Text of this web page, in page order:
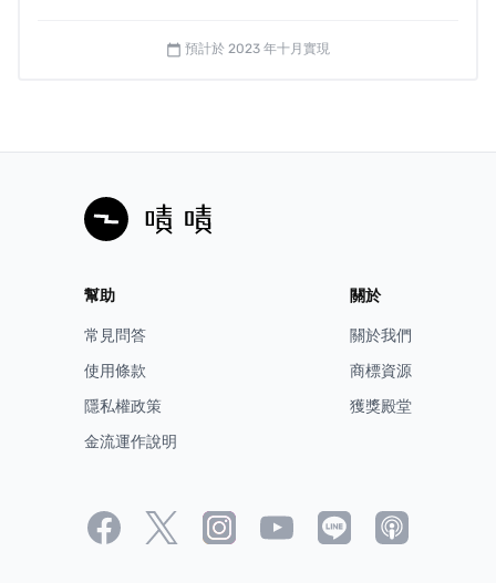
*蔬果色素處理機：可以處理較難處理的蔬菜水果，榨出天
*若有台灣離島寄送需求請先私訊我們詢問，酌收運費
calendar_today 預計於 2023 年十月實現
幫助
常見問答
使用條款
隱私權政策
金流運作說明
關於
關於我們
商標資源
獲獎殿堂